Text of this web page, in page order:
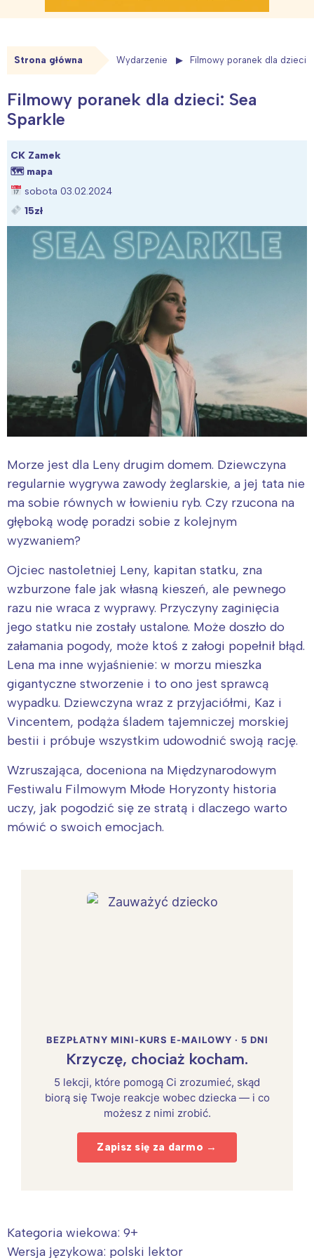
Strona główna Wydarzenie Filmowy poranek dla dzieci:
Filmowy poranek dla dzieci: Sea
Sparkle
CK Zamek
🗺 mapa
sobota 03.02.2024
15zł
Morze jest dla Leny drugim domem. Dziewczyna
regularnie wygrywa zawody żeglarskie, a jej tata nie
ma sobie równych w łowieniu ryb. Czy rzucona na
głęboką wodę poradzi sobie z kolejnym
wyzwaniem?
Ojciec nastoletniej Leny, kapitan statku, zna
wzburzone fale jak własną kieszeń, ale pewnego
razu nie wraca z wyprawy. Przyczyny zaginięcia
jego statku nie zostały ustalone. Może doszło do
załamania pogody, może ktoś z załogi popełnił błąd.
Lena ma inne wyjaśnienie: w morzu mieszka
gigantyczne stworzenie i to ono jest sprawcą
wypadku. Dziewczyna wraz z przyjaciółmi, Kaz i
Vincentem, podąża śladem tajemniczej morskiej
bestii i próbuje wszystkim udowodnić swoją rację.
Wzruszająca, doceniona na Międzynarodowym
Festiwalu Filmowym Młode Horyzonty historia
uczy, jak pogodzić się ze stratą i dlaczego warto
mówić o swoich emocjach.
BEZPŁATNY MINI-KURS E-MAILOWY · 5 DNI
Krzyczę, chociaż kocham.
5 lekcji, które pomogą Ci zrozumieć, skąd
biorą się Twoje reakcje wobec dziecka — i co
możesz z nimi zrobić.
Zapisz się za darmo →
Kategoria wiekowa: 9+
Wersja językowa: polski lektor